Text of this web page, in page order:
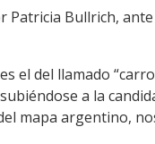
Patricia Bullrich,
el del llamado
a la
mapa argentino,